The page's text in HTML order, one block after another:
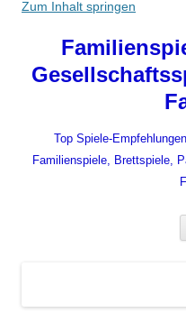
Zum Inhalt springen
Top Spiele-
Familienspiele, Brettspiele,